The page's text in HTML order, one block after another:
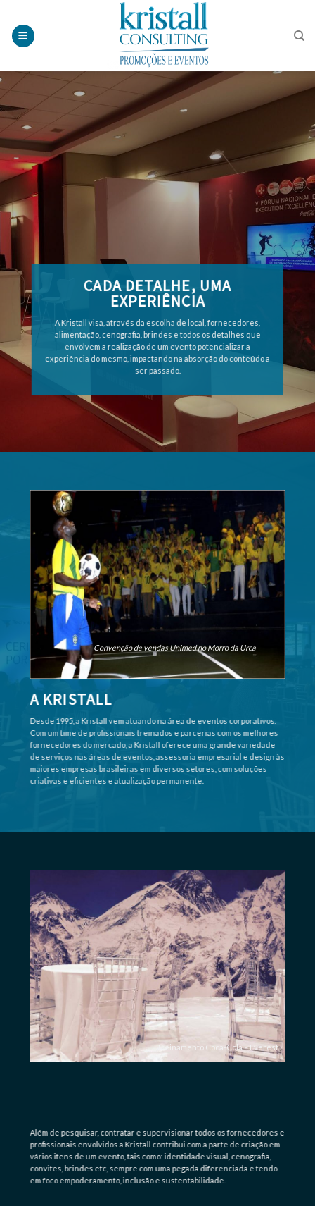
content
CADA DETALHE, UMA
EXPERIÊNCIA
A Kristall visa, através da escolha de local, fornecedores,
alimentação, cenografia, brindes e todos os detalhes que
envolvem a realização de um evento potencializar a
experiência do mesmo, impactando na absorção do conteúdo a
ser passado.
A KRISTALL
Desde 1995, a Kristall vem atuando na área de eventos corporativos.
Com um time de profissionais treinados e parcerias com os melhores
fornecedores do mercado, a Kristall oferece uma grande variedade
de serviços nas áreas de eventos, assessoria empresarial e design às
maiores empresas brasileiras em diversos setores, com soluções
criativas e eficientes e atualização permanente.
Convenção de vendas Unimed no Morro da Urca
Além de pesquisar, contratar e supervisionar todos os fornecedores e
profissionais envolvidos a Kristall contribui com a parte de criação em
vários itens de um evento, tais como: identidade visual, cenografia,
convites, brindes etc, sempre com uma pegada diferenciada e tendo
em foco empoderamento, inclusão e sustentabilidade.
Treinamento Coca-Cola – Everest